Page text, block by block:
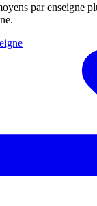
par enseigne